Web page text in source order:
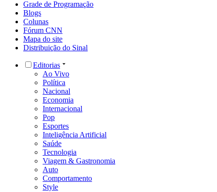
Grade de Programação
Blogs
Colunas
Fórum CNN
Mapa do site
Distribuição do Sinal
Editorias
Ao Vivo
Política
Nacional
Economia
Internacional
Pop
Esportes
Inteligência Artificial
Saúde
Tecnologia
Viagem & Gastronomia
Auto
Comportamento
Style